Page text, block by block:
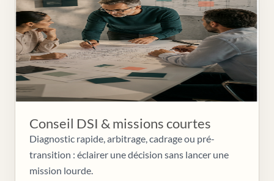
Conseil DSI & missions courtes
Diagnostic rapide, arbitrage, cadrage ou pré-
transition : éclairer une décision sans lancer une
mission lourde.